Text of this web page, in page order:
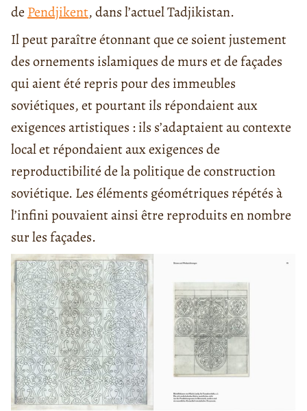
de Pendjikent, dans l’actuel Tadjikistan.
Il peut paraître étonnant que ce soient justement
des ornements islamiques de murs et de façades
qui aient été repris pour des immeubles
soviétiques, et pourtant ils répondaient aux
exigences artistiques : ils s’adaptaient au contexte
local et répondaient aux exigences de
reproductibilité de la politique de construction
soviétique. Les éléments géométriques répétés à
l’infini pouvaient ainsi être reproduits en nombre
sur les façades.